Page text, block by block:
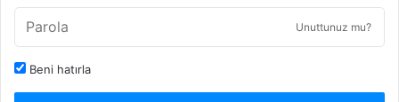
Unuttunuz mu?
Beni hatırla